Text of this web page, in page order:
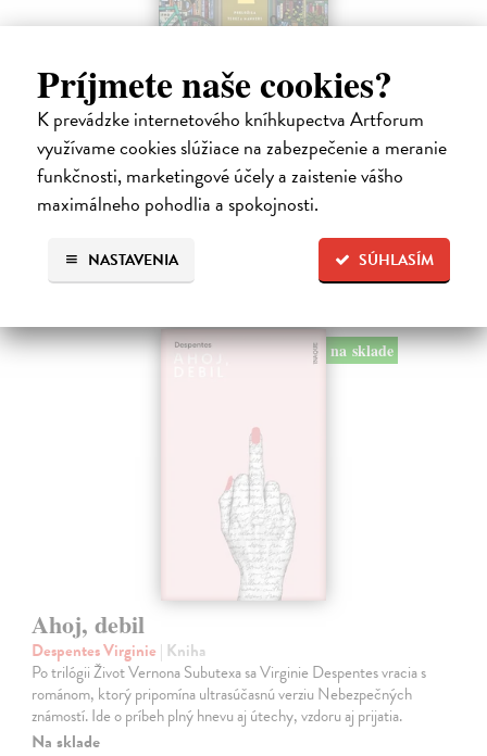
Príjmete naše cookies?
K prevádzke internetového kníhkupectva Artforum
využívame cookies slúžiace na zabezpečenie a meranie
funkčnosti, marketingové účely a zaistenie vášho
maximálneho pohodlia a spokojnosti.
SÚHLASÍM
NASTAVENIA
Dni v kníhkupectve Morisaki
Jagisawa Satoshi| Kniha
Dvadsaťpäťročná Takako si žila pomerne bezstarostne až do dňa, keď
jej priateľ Hideaki, za ktorého sa chcela vydať, len tak mimochodom
oznámi, že ju podvádza a žení sa s inou. Jej život sa zrazu rúca.
Na sklade
13,71 €
14,90 € ?
na sklade
Ahoj, debil
Despentes Virginie | Kniha
Po trilógii Život Vernona Subutexa sa Virginie Despentes vracia s
románom, ktorý pripomína ultrasúčasnú verziu Nebezpečných
známostí. Ide o príbeh plný hnevu aj útechy, vzdoru aj prijatia.
Na sklade